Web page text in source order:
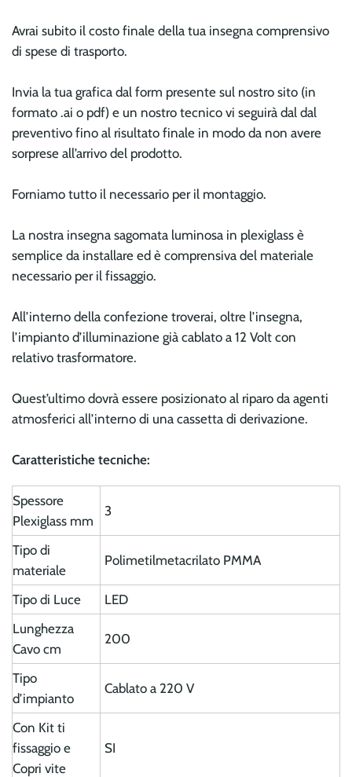
Avrai subito il costo finale della tua insegna comprensivo
di spese di trasporto.
Invia la tua grafica dal form presente sul nostro sito (in
formato .ai o pdf) e un nostro tecnico vi seguirà dal dal
preventivo fino al risultato finale in modo da non avere
sorprese all’arrivo del prodotto.
Forniamo tutto il necessario per il montaggio.
La nostra insegna sagomata luminosa in plexiglass è
semplice da installare ed è comprensiva del materiale
necessario per il fissaggio.
All’interno della confezione troverai, oltre l’insegna,
l’impianto d’illuminazione già cablato a 12 Volt con
relativo trasformatore.
Quest’ultimo dovrà essere posizionato al riparo da agenti
atmosferici all’interno di una cassetta di derivazione.
Caratteristiche tecniche:
Spessore
Plexiglass mm
3
Tipo di
materiale
Polimetilmetacrilato PMMA
Tipo di Luce
LED
Lunghezza
Cavo cm
200
Tipo
d’impianto
Cablato a 220 V
Con Kit ti
fissaggio e
Copri vite
SI